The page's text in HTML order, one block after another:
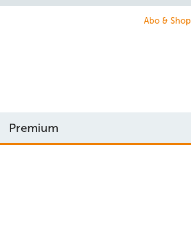
Abo & Shop
Premium